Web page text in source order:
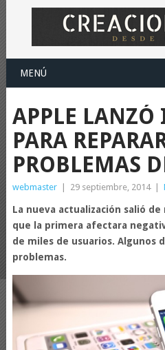
MENÚ
APPLE LANZÓ
PARA
PROBLEMAS
webmaster 29 septiembre, 2014
La nueva actualización salió
que la primera afectara
de miles de usuarios. Algunos
problemas.